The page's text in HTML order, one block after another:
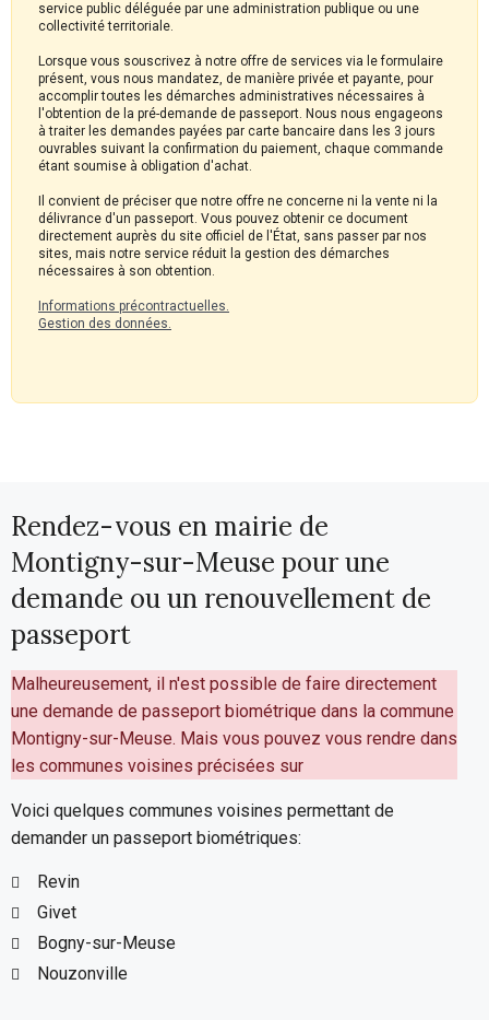
service public déléguée par une administration publique ou une
collectivité territoriale.
Lorsque vous souscrivez à notre offre de services via le formulaire
présent, vous nous mandatez, de manière privée et payante, pour
accomplir toutes les démarches administratives nécessaires à
l'obtention de la pré-demande de passeport. Nous nous engageons
à traiter les demandes payées par carte bancaire dans les 3 jours
ouvrables suivant la confirmation du paiement, chaque commande
étant soumise à obligation d'achat.
Il convient de préciser que notre offre ne concerne ni la vente ni la
délivrance d'un passeport. Vous pouvez obtenir ce document
directement auprès du site officiel de l'État, sans passer par nos
sites, mais notre service réduit la gestion des démarches
nécessaires à son obtention.
Informations précontractuelles.
Gestion des données.
Rendez-vous en mairie de
Montigny-sur-Meuse pour une
demande ou un renouvellement de
passeport
Malheureusement, il n'est possible de faire directement
une demande de passeport biométrique dans la commune
Montigny-sur-Meuse. Mais vous pouvez vous rendre dans
les communes voisines précisées sur
Voici quelques communes voisines permettant de
demander un passeport biométriques:
Revin
Givet
Bogny-sur-Meuse
Nouzonville